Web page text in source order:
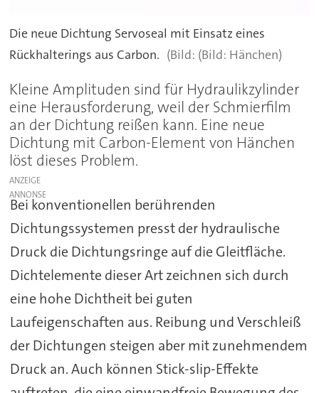
Die neue Dichtung Servoseal mit Einsatz eines
Rückhalterings aus Carbon.
(Bild: Hänchen)
Kleine Amplituden sind für Hydraulikzylinder
eine Herausforderung, weil der Schmierfilm
an der Dichtung reißen kann. Eine neue
Dichtung mit Carbon-Element von Hänchen
löst dieses Problem.
ANZEIGE
Bei konventionellen berührenden
Dichtungssystemen presst der hydraulische
Druck die Dichtungsringe auf die Gleitfläche.
Dichtelemente dieser Art zeichnen sich durch
eine hohe Dichtheit bei guten
Laufeigenschaften aus. Reibung und Verschleiß
der Dichtungen steigen aber mit zunehmendem
Druck an. Auch können Stick-slip-Effekte